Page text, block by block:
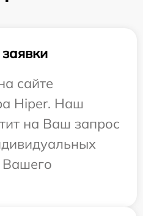
сайте
Hiper. Наш
на Ваш запрос
Вашего